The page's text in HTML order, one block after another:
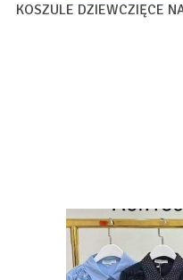
KOSZULE DZIEWCZIĘCE